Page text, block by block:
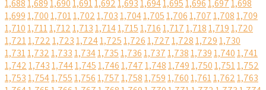
1,6881,6891,6901,6911,6921,6931,6941,6951,6961,6971,698
1,6991,7001,7011,7021,7031,7041,7051,7061,7071,7081,709
1,7101,7111,7121,7131,7141,7151,7161,7171,7181,7191,720
1,7211,7221,7231,7241,7251,7261,7271,7281,7291,730
1,7311,7321,7331,7341,7351,7361,7371,7381,7391,7401,741
1,7421,7431,7441,7451,7461,7471,7481,7491,7501,7511,752
1,7531,7541,7551,7561,7571,7581,7591,7601,7611,7621,763